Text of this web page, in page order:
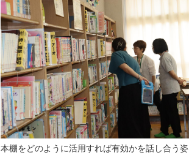
本棚をどのように活用すれば有効かを話し合う姿